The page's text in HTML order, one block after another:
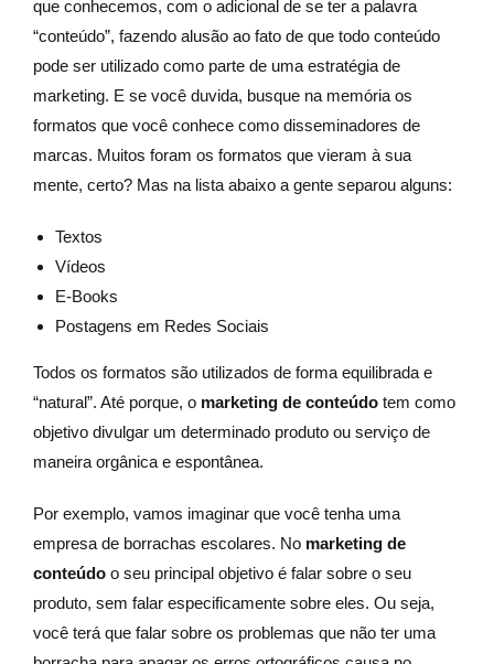
que conhecemos, com o adicional de se ter a palavra
“conteúdo”, fazendo alusão ao fato de que todo conteúdo
pode ser utilizado como parte de uma estratégia de
marketing. E se você duvida, busque na memória os
formatos que você conhece como disseminadores de
marcas. Muitos foram os formatos que vieram à sua
mente, certo? Mas na lista abaixo a gente separou alguns:
Textos
Vídeos
E-Books
Postagens em Redes Sociais
Todos os formatos são utilizados de forma equilibrada e
“natural”. Até porque, o marketing de conteúdo tem como
objetivo divulgar um determinado produto ou serviço de
maneira orgânica e espontânea.
Por exemplo, vamos imaginar que você tenha uma
empresa de borrachas escolares. No marketing de
conteúdo o seu principal objetivo é falar sobre o seu
produto, sem falar especificamente sobre eles. Ou seja,
você terá que falar sobre os problemas que não ter uma